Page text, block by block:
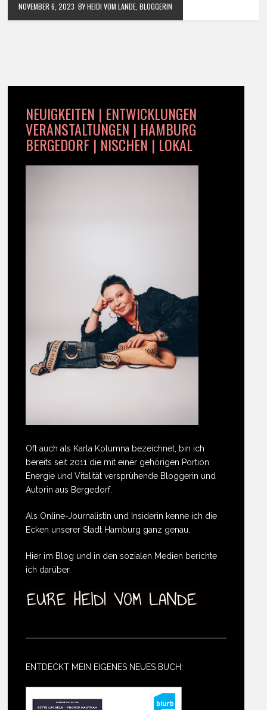
NOVEMBER 6, 2023 BY HEIDI VOM LANDE, BLOGGERIN
NEUIGKEITEN | ENTWICKLUNGEN
VERANSTALTUNGEN | HAMBURG
BERGEDORF | NISCHEN | LOKAL
Oft auch als Karla Kolumna bezeichnet, bin ich
bereits seit 2011 die mit einer gehörigen Portion
Energie und Vitalität versprühende Bloggerin und
Autorin aus Bergedorf.
Als Online-Journalistin und Insiderin kenne ich die
Ecken unserer Stadt Hamburg ganz genau.
Hier im Blog und in den sozialen Medien berichte
ich darüber.
ENTDECKT MEIN EIGENES NEUES BUCH: